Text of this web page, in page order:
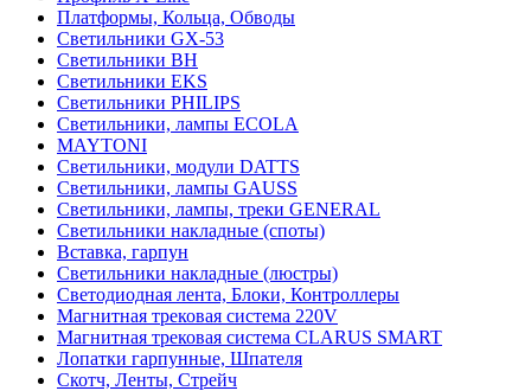
Платформы, Кольца, Обводы
Светильники GX-53
Светильники BH
Светильники EKS
Светильники PHILIPS
Светильники, лампы ECOLA
MAYTONI
Светильники, модули DATTS
Светильники, лампы GAUSS
Светильники, лампы, треки GENERAL
Светильники накладные (споты)
Вставка, гарпун
Светильники накладные (люстры)
Светодиодная лента, Блоки, Контроллеры
Магнитная трековая система 220V
Магнитная трековая система CLARUS SMART
Лопатки гарпунные, Шпателя
Скотч, Ленты, Стрейч